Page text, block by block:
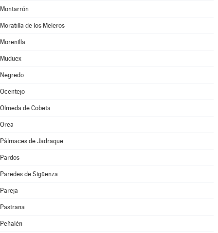
Montarrón
Moratilla de los Meleros
Morenilla
Muduex
Negredo
Ocentejo
Olmeda de Cobeta
Orea
Pálmaces de Jadraque
Pardos
Paredes de Sigüenza
Pareja
Pastrana
Peñalén